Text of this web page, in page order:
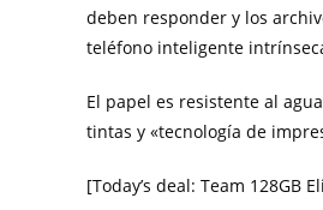
deben responder y los
teléfono inteligente
El papel es resistente al
tintas y «tecnología de
[Today’s deal: Team 128GB